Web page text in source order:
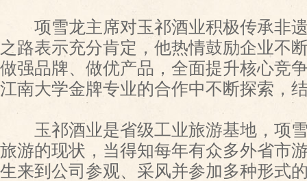
项雪龙主席对玉祁酒业积极传承非遗
之路表示充分肯定，他热情鼓励企业不
做强品牌、做优产品，全面提升核心竞
江南大学金牌专业的合作中不断探索，
玉祁酒业是省级工业旅游基地，项雪
旅游的现状，当得知每年有众多外省市
生来到公司参观、采风并参加多种形式